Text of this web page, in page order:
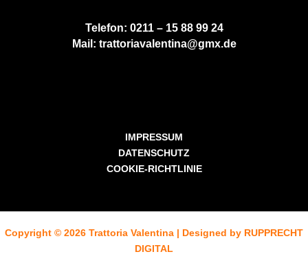
Telefon: 0211 – 15 88 99 24
Mail: trattoriavalentina@gmx.de
IMPRESSUM
DATENSCHUTZ
COOKIE-RICHTLINIE
Copyright © 2026 Trattoria Valentina | Designed by RUPPRECHT
DIGITAL